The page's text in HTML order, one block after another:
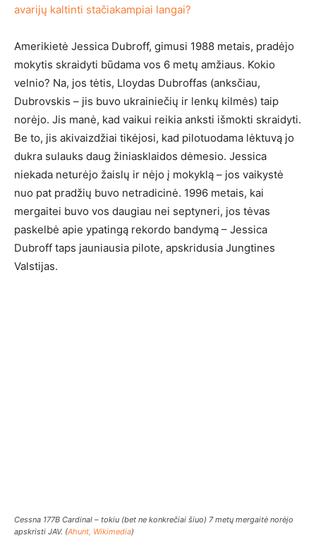
avarijų kaltinti stačiakampiai langai?
Amerikietė Jessica Dubroff, gimusi 1988 metais, pradėjo
mokytis skraidyti būdama vos 6 metų amžiaus. Kokio
velnio? Na, jos tėtis, Lloydas Dubroffas (anksčiau,
Dubrovskis – jis buvo ukrainiečių ir lenkų kilmės) taip
norėjo. Jis manė, kad vaikui reikia anksti išmokti skraidyti.
Be to, jis akivaizdžiai tikėjosi, kad pilotuodama lėktuvą jo
dukra sulauks daug žiniasklaidos dėmesio. Jessica
niekada neturėjo žaislų ir nėjo į mokyklą – jos vaikystė
nuo pat pradžių buvo netradicinė. 1996 metais, kai
mergaitei buvo vos daugiau nei septyneri, jos tėvas
paskelbė apie ypatingą rekordo bandymą – Jessica
Dubroff taps jauniausia pilote, apskridusia Jungtines
Valstijas.
Cessna 177B Cardinal – tokiu (bet ne konkrečiai šiuo) 7 metų mergaitė norėjo
apskristi JAV. (Ahunt, Wikimedia)